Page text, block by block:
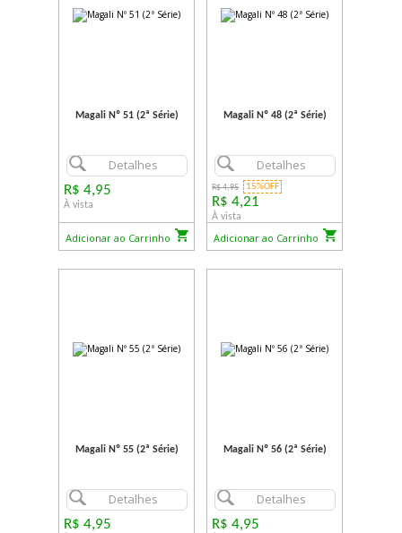
Magali Nº 51 (2ª Série)
Detalhes
R$ 4,95
À vista
Adicionar ao Carrinho
Magali Nº 48 (2ª Série)
Detalhes
R$ 4,95 15%OFF
R$ 4,21
À vista
Adicionar ao Carrinho
Magali Nº 55 (2ª Série)
Detalhes
R$ 4,95
Magali Nº 56 (2ª Série)
Detalhes
R$ 4,95